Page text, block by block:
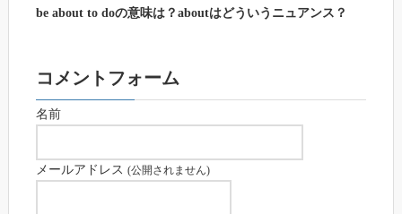
be about to doの意味は？aboutはどういうニュアンス？
コメントフォーム
名前
メールアドレス (公開されません)